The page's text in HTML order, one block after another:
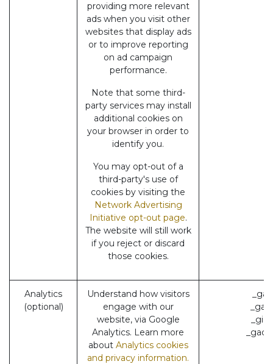
providing more relevant
ads when you visit other
websites that display ads
or to improve reporting
on ad campaign
performance.
Note that some third-
party services may install
additional cookies on
your browser in order to
identify you.
You may opt-out of a
third-party's use of
cookies by visiting the
Network Advertising
Initiative opt-out page.
The website will still work
if you reject or discard
those cookies.
Analytics
(optional)
Understand how visitors
engage with our
website, via Google
Analytics. Learn more
about Analytics cookies
and privacy information.